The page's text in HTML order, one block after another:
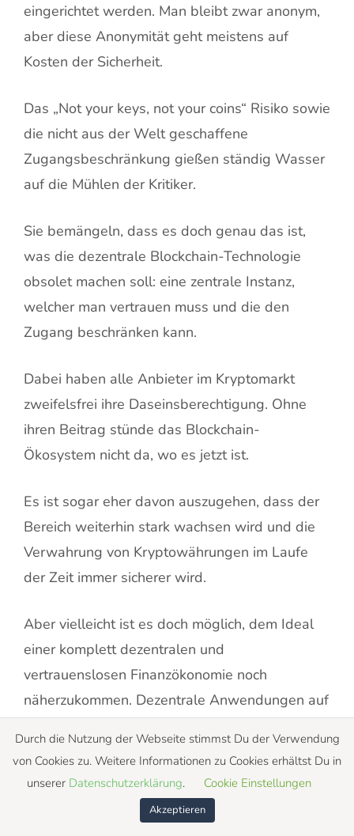
eingerichtet werden. Man bleibt zwar anonym,
aber diese Anonymität geht meistens auf
Kosten der Sicherheit.
Das „Not your keys, not your coins“ Risiko sowie
die nicht aus der Welt geschaffene
Zugangsbeschränkung gießen ständig Wasser
auf die Mühlen der Kritiker.
Sie bemängeln, dass es doch genau das ist,
was die dezentrale Blockchain-Technologie
obsolet machen soll: eine zentrale Instanz,
welcher man vertrauen muss und die den
Zugang beschränken kann.
Dabei haben alle Anbieter im Kryptomarkt
zweifelsfrei ihre Daseinsberechtigung. Ohne
ihren Beitrag stünde das Blockchain-
Ökosystem nicht da, wo es jetzt ist.
Es ist sogar eher davon auszugehen, dass der
Bereich weiterhin stark wachsen wird und die
Verwahrung von Kryptowährungen im Laufe
der Zeit immer sicherer wird.
Aber vielleicht ist es doch möglich, dem Ideal
einer komplett dezentralen und
vertrauenslosen Finanzökonomie noch
näherzukommen. Dezentrale Anwendungen auf
entscheidende Rolle.
DeFi DApps auf Ethereum
Durch die Nutzung der Webseite stimmst Du der Verwendung
von Cookies zu. Weitere Informationen zu Cookies erhältst Du in
unserer Datenschutzerklärung. Cookie Einstellungen
Akzeptieren